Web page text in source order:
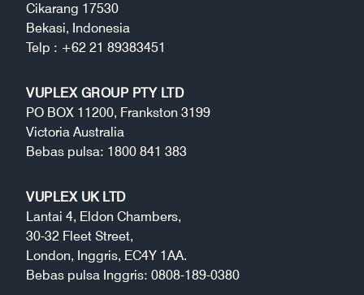
Cikarang 17530
Bekasi, Indonesia
Telp : +62 21 89383451
VUPLEX GROUP PTY LTD
PO BOX 11200, Frankston 3199
Victoria Australia
Bebas pulsa: 1800 841 383
VUPLEX UK LTD
Lantai 4, Eldon Chambers,
30-32 Fleet Street,
London, Inggris, EC4Y 1AA.
Bebas pulsa Inggris: 0808-189-0380